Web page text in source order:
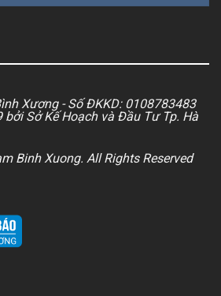
Xương - Số ĐKKD: 0108783483
Sở Kế Hoạch và Đầu Tư Tp. Hà
Binh Xuong. All Rights Reserved